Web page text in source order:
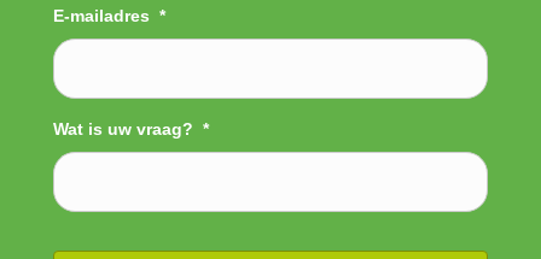
E-mailadres *
Wat is uw vraag? *